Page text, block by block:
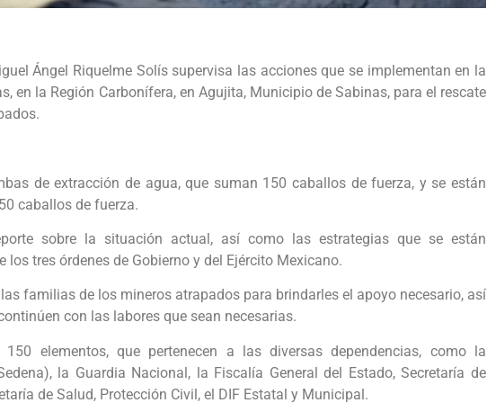
Ángel Riquelme Solís supervisa las acciones que se implementan en la
en la Región Carbonífera, en Agujita, Municipio de Sabinas, para el rescate
de extracción de agua, que suman 150 caballos de fuerza, y se están
caballos de fuerza.
sobre la situación actual, así como las estrategias que se están
tres órdenes de Gobierno y del Ejército Mexicano.
familias de los mineros atrapados para brindarles el apoyo necesario, así
con las labores que sean necesarias.
elementos, que pertenecen a las diversas dependencias, como la
la Guardia Nacional, la Fiscalía General del Estado, Secretaría de
de Salud, Protección Civil, el DIF Estatal y Municipal.